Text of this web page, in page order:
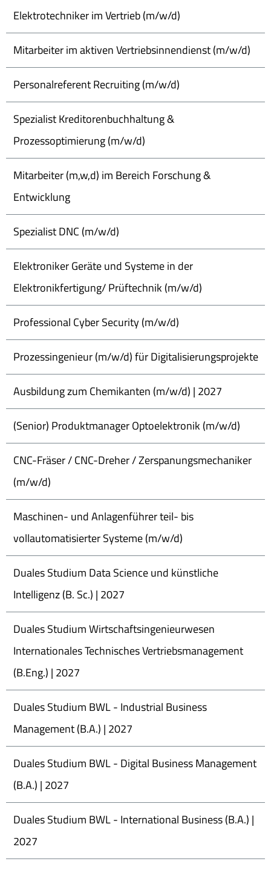
Elektrotechniker im Vertrieb (m/w/d)
Mitarbeiter im aktiven Vertriebsinnendienst (m/w/d)
Personalreferent Recruiting (m/w/d)
Spezialist Kreditorenbuchhaltung &
Prozessoptimierung (m/w/d)
Mitarbeiter (m,w,d) im Bereich Forschung &
Entwicklung
Spezialist DNC (m/w/d)
Elektroniker Geräte und Systeme in der
Elektronikfertigung/ Prüftechnik (m/w/d)
Professional Cyber Security (m/w/d)
Prozessingenieur (m/w/d) für Digitalisierungsprojekte
Ausbildung zum Chemikanten (m/w/d) | 2027
(Senior) Produktmanager Optoelektronik (m/w/d)
CNC-Fräser / CNC-Dreher / Zerspanungsmechaniker
(m/w/d)
Maschinen- und Anlagenführer teil- bis
vollautomatisierter Systeme (m/w/d)
Duales Studium Data Science und künstliche
Intelligenz (B. Sc.) | 2027
Duales Studium Wirtschaftsingenieurwesen
Internationales Technisches Vertriebsmanagement
(B.Eng.) | 2027
Duales Studium BWL - Industrial Business
Management (B.A.) | 2027
Duales Studium BWL - Digital Business Management
(B.A.) | 2027
Duales Studium BWL - International Business (B.A.) |
2027